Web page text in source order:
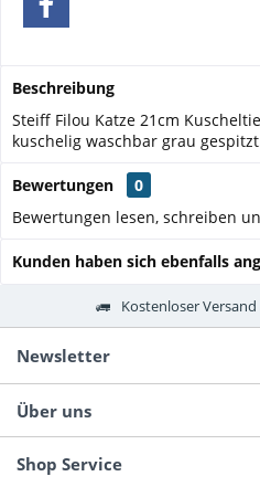
Beschreibung
Steiff Filou Katze 21cm
kuschelig waschbar grau
Bewertungen
0
Bewertungen lesen, schreiben
Kunden haben sich ebenfalls
Kostenloser
Newsletter
Über uns
Shop Service